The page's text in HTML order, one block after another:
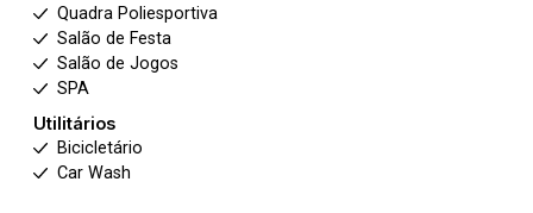
Quadra Poliesportiva
Salão de Festa
Salão de Jogos
SPA
Utilitários
Bicicletário
Car Wash